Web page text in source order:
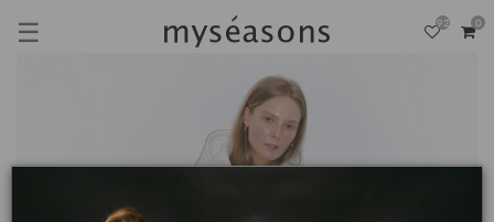
☰ 92 0